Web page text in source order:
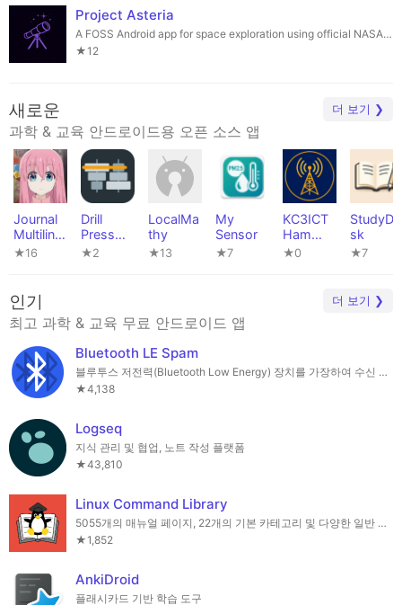
Project Asteria
A FOSS Android app for space exploration using official NASA APIs
★12
새로운 더 보기 ❯
과학 & 교육 안드로이드용 오픈 소스 앱
Journal
Multiling
ual
★16
Drill
Press
Assistan
★2
LocalMa
thy
★13
My
Sensor
★7
KC3ICT
Ham
Study
★0
StudyDe
sk
★7
인기 더 보기 ❯
최고 과학 & 교육 무료 안드로이드 앱
Bluetooth LE Spam
블루투스 저전력(Bluetooth Low Energy) 장치를 가장하여 수신 장치에서 팝업을 발생시킵니다.
★4,138
Logseq
지식 관리 및 협업, 노트 작성 플랫폼
★43,810
Linux Command Library
5055개의 매뉴얼 페이지, 22개의 기본 카테고리 및 다양한 일반 터미널 팁.
★1,852
AnkiDroid
플래시카드 기반 학습 도구